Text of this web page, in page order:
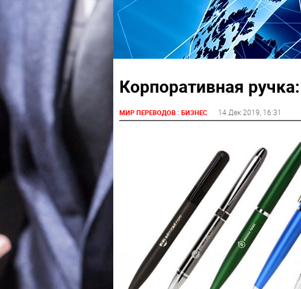
Корпоративная
МИР ПЕРЕВОДОВ: БИЗНЕС 14 Дек 2019 , 16:31